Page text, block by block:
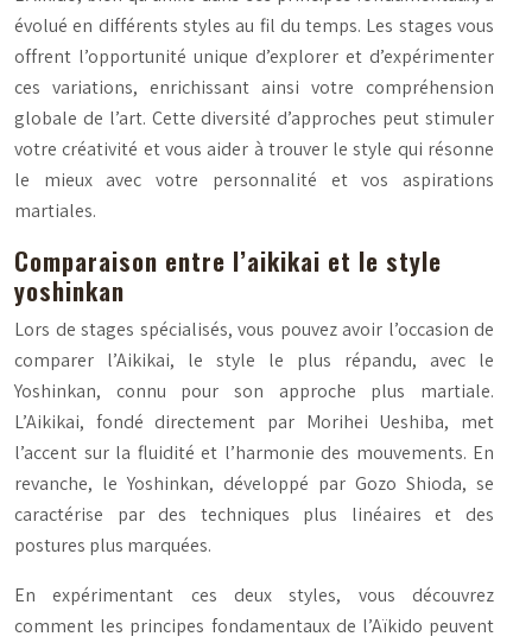
évolué en différents styles au fil du temps. Les stages vous
offrent l’opportunité unique d’explorer et d’expérimenter
ces variations, enrichissant ainsi votre compréhension
globale de l’art. Cette diversité d’approches peut stimuler
votre créativité et vous aider à trouver le style qui résonne
le mieux avec votre personnalité et vos aspirations
martiales.
Comparaison entre l’aikikai et le style
yoshinkan
Lors de stages spécialisés, vous pouvez avoir l’occasion de
comparer l’Aikikai, le style le plus répandu, avec le
Yoshinkan, connu pour son approche plus martiale.
L’Aikikai, fondé directement par Morihei Ueshiba, met
l’accent sur la fluidité et l’harmonie des mouvements. En
revanche, le Yoshinkan, développé par Gozo Shioda, se
caractérise par des techniques plus linéaires et des
postures plus marquées.
En expérimentant ces deux styles, vous découvrez
comment les principes fondamentaux de l’Aïkido peuvent